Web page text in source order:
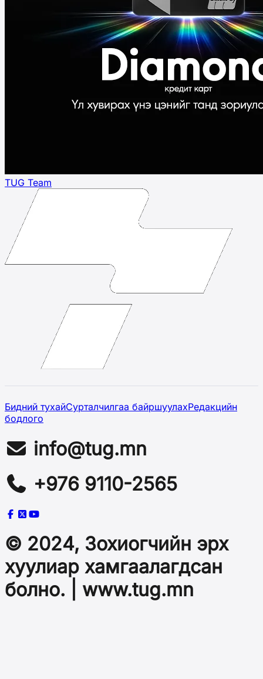
TUG Team
Бидний тухайСурталчилгаа байршуулахРедакцийн
бодлого
info@tug.mn
+976 9110-2565
© 2024, Зохиогчийн эрх
хуулиар хамгаалагдсан
болно. | www.tug.mn